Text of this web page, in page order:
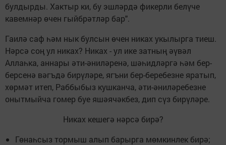
булдырды. Хактыр ки, бу эшләрдә фикерли белүче
кавемнәр өчен гыйбрәтләр бар".
Гаилә саф һәм нык булсын өчен никах укылырга тиеш.
Нәрсә соң ул никах? Никах - ул ике затның әүвәл
Аллаһка, аннары әти-әниләренә, шәһидләргә һәм бер-
берсенә вәгъдә бирүләре, ягъни бер-беребезне яратып,
хөрмәт итеп, Раббыбыз кушканча, әти-әниләребезне
онытмыйча гомер буе яшәячәкбез, дип сүз бирүләре.
Никах кешегә нәрсә бирә?
Гөнаһсыз тормыш алып барырга мөмкинлек бирә;